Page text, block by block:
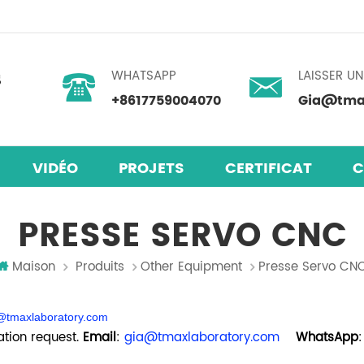
WHATSAPP
+8617759004070
LAISSER
VIDÉO PROJETS CERTIFICAT
PRESSE SERVO CNC
Maison Produits Other Equipment Presse Servo
request. Email: gia@tmaxlaboratory.com WhatsApp: